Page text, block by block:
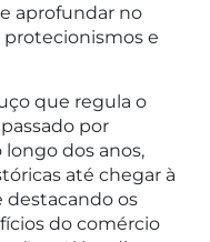
aprofundar no
e
que regula o
por
dos anos,
até chegar à
destacando os
do comércio